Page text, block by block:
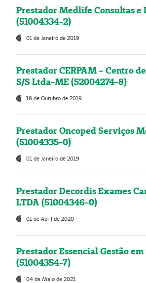
Prestador Medlife Consultas e
(51004334-2)
01 de Janeiro de 2019
Prestador CERPAM – Centro
S/S Ltda-ME (52004274-8)
18 de Outubro de 2019
Prestador Oncoped Serviços
(51004335-0)
01 de Janeiro de 2019
Prestador Decordis Exames
LTDA (51004346-0)
01 de Abril de 2020
Prestador Essencial Gestão
(51004354-7)
04 de Maio de 2021